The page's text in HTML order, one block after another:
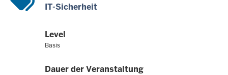
IT-Sicherheit
Level
Basis
Dauer der Veranstaltung